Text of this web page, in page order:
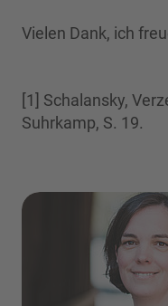
Vielen Dank, ich
[1] Schalansky,
Suhrkamp, S. 19.